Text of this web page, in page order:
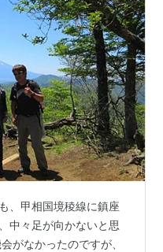
、甲相国境稜線に鎮座
中々足が向かないと思
がなかったのですが、